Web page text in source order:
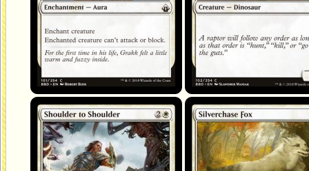
Coude à coude Renard chassargent